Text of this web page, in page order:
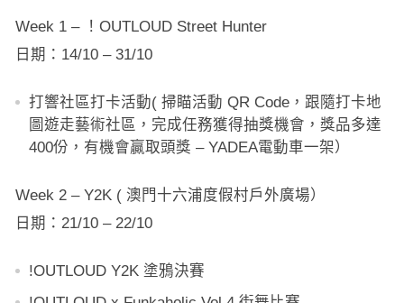
Week 1 – ！OUTLOUD Street Hunter
日期：14/10 – 31/10
打響社區打卡活動( 掃瞄活動 QR Code，跟隨打卡地
圖遊走藝術社區，完成任務獲得抽獎機會，獎品多達
400份，有機會贏取頭獎 – YADEA電動車一架）
Week 2 – Y2K ( 澳門十六浦度假村戶外廣場）
日期：21/10 – 22/10
!OUTLOUD Y2K 塗鴉決賽